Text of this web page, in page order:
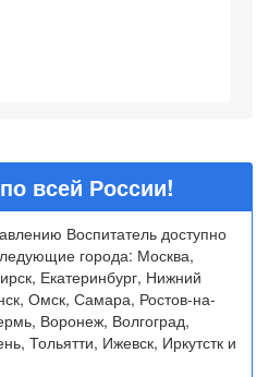
всей России!
Воспитатель доступно
города: Москва,
Екатеринбург, Нижний
Омск, Самара, Ростов-на-
Воронеж, Волгоград,
Тольятти, Ижевск, Иркутстк и